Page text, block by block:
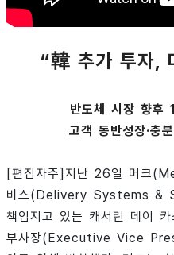
“韓 추가 투자,
반도체 시장 향후
고객 동반성장·충
[편집자주]지난 26일 머크
비스(Delivery Systems &
책임지고 있는 캐서린 데이
부사장(Executive Vice